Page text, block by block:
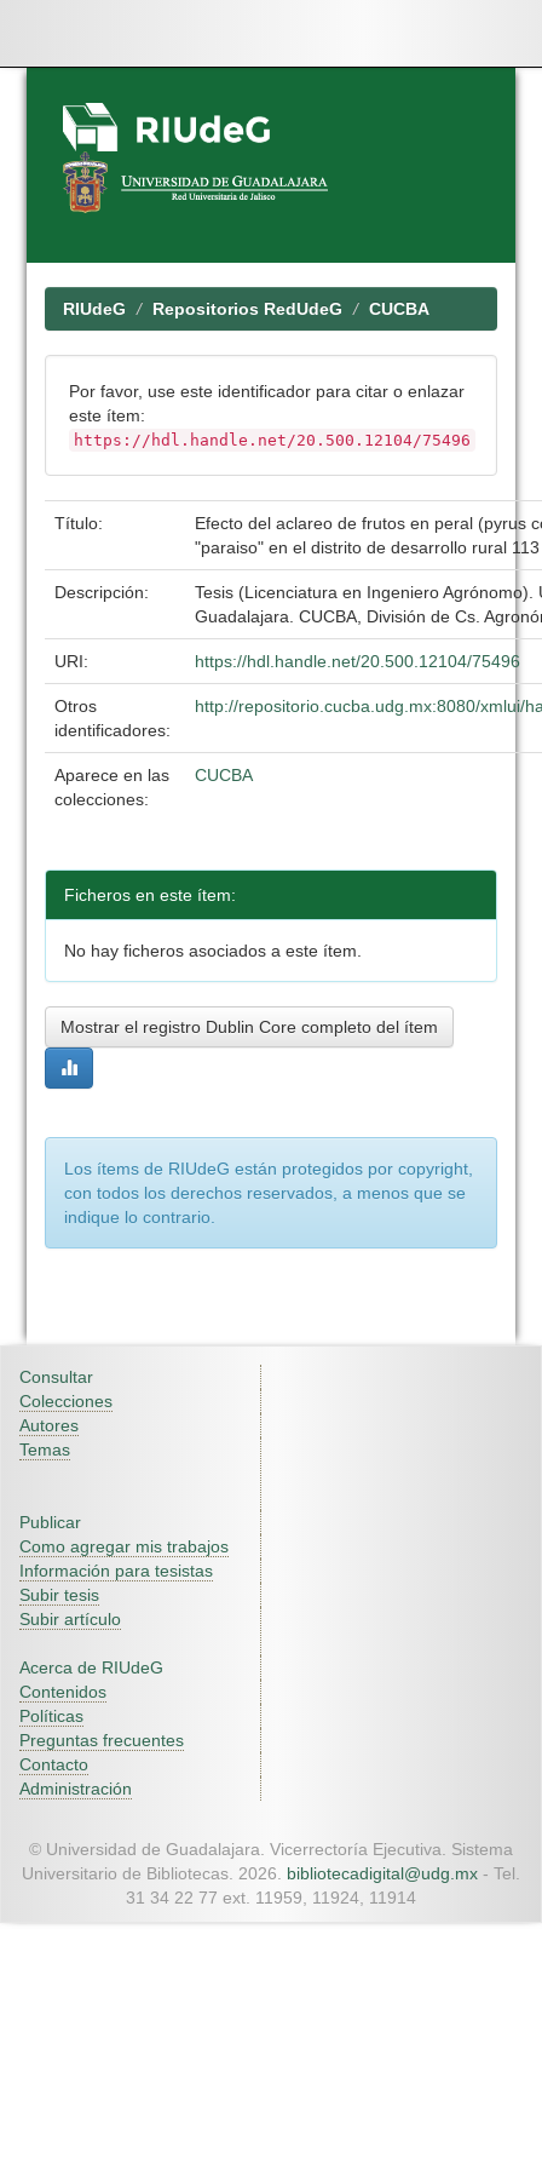
Skip
navigation
RIUdeG Repositorios RedUdeG CUCBA
Por favor, use este identificador para citar o enlazar
este ítem:
https://hdl.handle.net/20.500.12104/75496
Título:
Efecto del aclareo de frutos en peral (pyrus
"paraiso" en el distrito de desarrollo rural
Descripción:
Tesis (Licenciatura en Ingeniero Agrónomo).
Guadalajara. CUCBA, División de Cs.
URI: https://hdl.handle.net/20.500.12104/75496
Otros
identificadores:
http://repositorio.cucba.udg.mx:8080/xmlui/
Aparece en las
colecciones:
CUCBA
Ficheros en este ítem:
No hay ficheros asociados a este ítem.
Mostrar el registro Dublin Core completo del ítem
Los ítems de RIUdeG están protegidos por copyright,
con todos los derechos reservados, a menos que se
indique lo contrario.
Consultar
Colecciones
Autores
Temas
Publicar
Como agregar mis trabajos
Información para tesistas
Subir tesis
Subir artículo
Acerca de RIUdeG
Contenidos
Políticas
Preguntas frecuentes
Contacto
Administración
© Universidad de Guadalajara. Vicerrectoría Ejecutiva. Sistema
Universitario de Bibliotecas. 2026. bibliotecadigital@udg.mx - Tel.
31 34 22 77 ext. 11959, 11924, 11914